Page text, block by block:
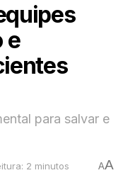
e
para salvar e
2 minutos AA